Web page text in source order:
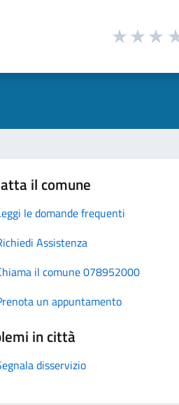
il comune
le domande frequenti
Assistenza
il comune 078952000
un appuntamento
in città
disservizio